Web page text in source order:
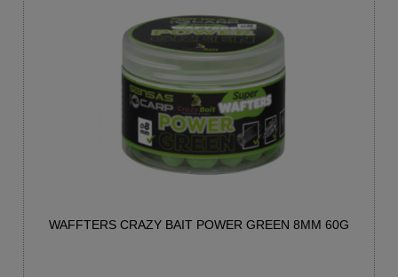
WAFFTERS CRAZY BAIT POWER GREEN 8MM 60G